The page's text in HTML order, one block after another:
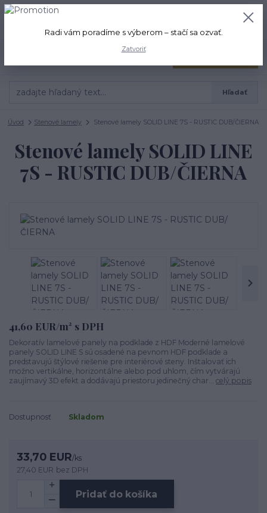
Hľadať
+421 917 280 411
0,00 EUR
Úvod Stenové lamely Stenové lamely SOLID LINE 7S - RUSTIC DUB/ČIERNA
Stenové lamely SOLID LINE
7S - RUSTIC DUB/ČIERNA
41,60 EUR/m² s DPH
Dekoratív lamelové panely na podklade z HDF Moderné lamelové
panely SOLID LINE S sú osadené na pevnom HDF podklade a
predstavujú štýlové riešenie pre interiérové steny. Inštalovať ich
možno vertikálne, horizontálne alebo pod uhlom, čím vytvárajú
zaujímavý 3D efekt a dodávajú priestoru jedinečný char... celý popis
Dostupnosť Skladom
33,70 EUR/ks
27,40 EUR bez DPH
Pridať do košíka
Radi vám poradíme s výberom – stačí sa ozvať.
Zatvoriť